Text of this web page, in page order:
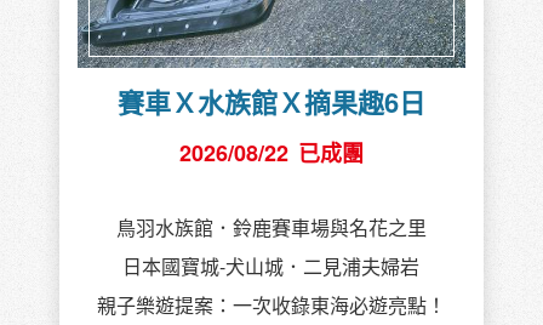
賽車Ｘ水族館Ｘ摘果趣6日
2026/08/22 已成團
鳥羽水族館．鈴鹿賽車場與名花之里
日本國寶城-犬山城．二見浦夫婦岩
親子樂遊提案：一次收錄東海必遊亮點！